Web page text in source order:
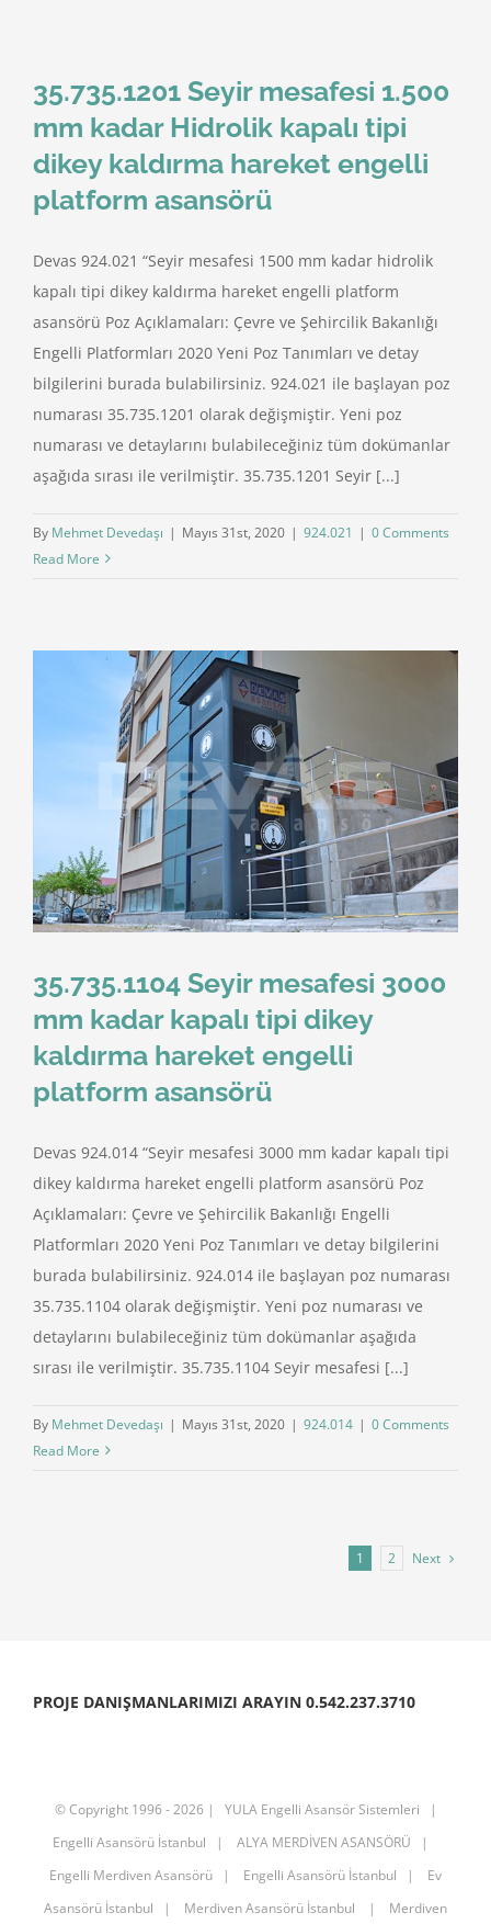
35.735.1201 Seyir mesafesi 1.500
mm kadar Hidrolik kapalı tipi
dikey kaldırma hareket engelli
platform asansörü
Devas 924.021 “Seyir mesafesi 1500 mm kadar hidrolik
kapalı tipi dikey kaldırma hareket engelli platform
asansörü Poz Açıklamaları: Çevre ve Şehircilik Bakanlığı
Engelli Platformları 2020 Yeni Poz Tanımları ve detay
bilgilerini burada bulabilirsiniz. 924.021 ile başlayan poz
numarası 35.735.1201 olarak değişmiştir. Yeni poz
numarası ve detaylarını bulabileceğiniz tüm dokümanlar
aşağıda sırası ile verilmiştir. 35.735.1201 Seyir [...]
By Mehmet Devedaşı | Mayıs 31st, 2020 | 924.021 | 0 Comments
Read More
35.735.1104 Seyir mesafesi 3000
mm kadar kapalı tipi dikey
kaldırma hareket engelli
platform asansörü
Devas 924.014 “Seyir mesafesi 3000 mm kadar kapalı tipi
dikey kaldırma hareket engelli platform asansörü Poz
Açıklamaları: Çevre ve Şehircilik Bakanlığı Engelli
Platformları 2020 Yeni Poz Tanımları ve detay bilgilerini
burada bulabilirsiniz. 924.014 ile başlayan poz numarası
35.735.1104 olarak değişmiştir. Yeni poz numarası ve
detaylarını bulabileceğiniz tüm dokümanlar aşağıda
sırası ile verilmiştir. 35.735.1104 Seyir mesafesi [...]
By Mehmet Devedaşı | Mayıs 31st, 2020 | 924.014 | 0 Comments
Read More
1 2 Next
PROJE DANIŞMANLARIMIZI ARAYIN 0.542.237.3710
© Copyright 1996 -2026 | YULA Engelli Asansör Sistemleri |
Engelli Asansörü İstanbul | ALYA MERDİVEN ASANSÖRÜ |
Engelli Merdiven Asansörü | Engelli Asansörü İstanbul | Ev
Asansörü İstanbul | Merdiven Asansörü İstanbul | Merdiven